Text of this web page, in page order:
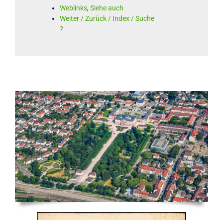
Weblinks,Siehe auch
Weiter / Zurück / Index / Suche
?